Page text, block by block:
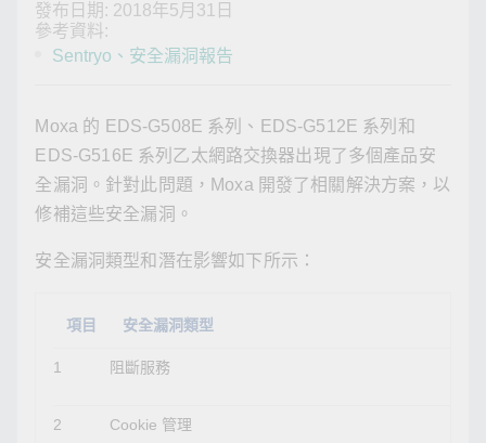
發布日期: 2018年5月31日
參考資料:
Sentryo、 安全漏洞報告
Moxa 的 EDS-G508E 系列、EDS-G512E 系列和
EDS-G516E 系列乙太網路交換器出現了多個產品安
全漏洞。針對此問題，Moxa 開發了相關解決方案，以
修補這些安全漏洞。
安全漏洞類型和潛在影響如下所示：
項目 安全漏洞類型
1 阻斷服務
2 Cookie 管理